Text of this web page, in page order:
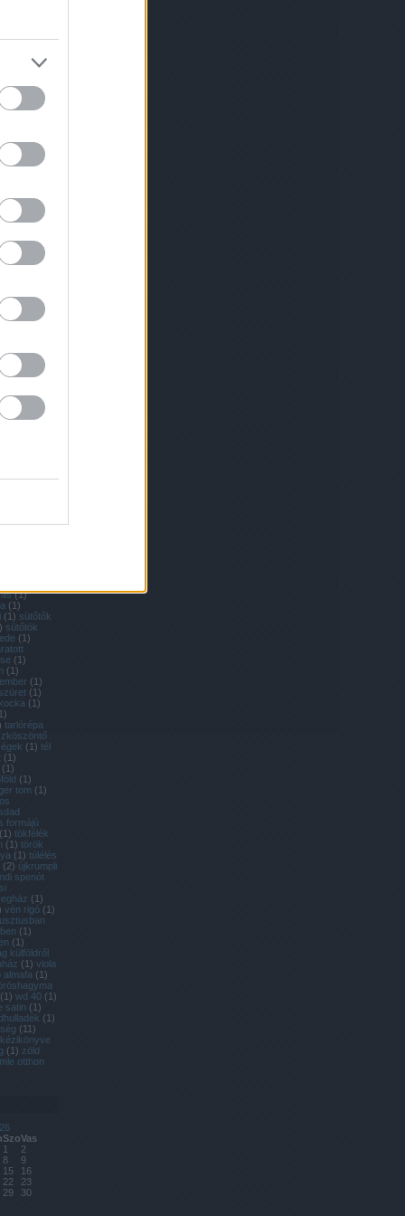
rendrakás a
padlizsán
nevelése
(1
(1
(2) parador
reggeli 1
)
petúnia
piacenzai
)
(1)
(1)
rebarbara
(1) remo
1
1) retek
(1)
(1)
(1) sütőtők
) sütőtök
(1)
(1)
(1)
(1)
szüret (1)
(1)
1)
tarlórépa
(1) tél
(1)
(1)
(1)
tom (1)
formájú
(1) tökfélék
(1) török
(1) túlélés
(2) újkrumpli
spenót
(1)
vén rigó (1)
(1)
(1)
külföldről
(1) viola
almafa (1)
(1) wd 40 (1)
satin (1)
(1)
(11)
(1) zöld
otthon
SzoVas
1
2
8
9
15
16
22
23
29
30